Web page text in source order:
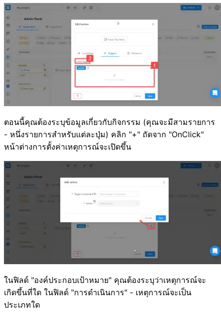
ตอนนี้คุณต้องระบุข้อมูลเกี่ยวกับกิจกรรม (คุณจะมีสามรายการ
- หนึ่งรายการสำหรับแต่ละปุ่ม) คลิก "+" ถัดจาก "OnClick"
หน้าต่างการตั้งค่าเหตุการณ์จะเปิดขึ้น
ในฟิลด์ "องค์ประกอบเป้าหมาย" คุณต้องระบุว่าเหตุการณ์จะ
เกิดขึ้นที่ใด ในฟิลด์ "การดำเนินการ" - เหตุการณ์จะเป็น
ประเภทใด